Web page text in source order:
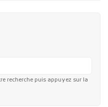
recherche puis appuyez sur la